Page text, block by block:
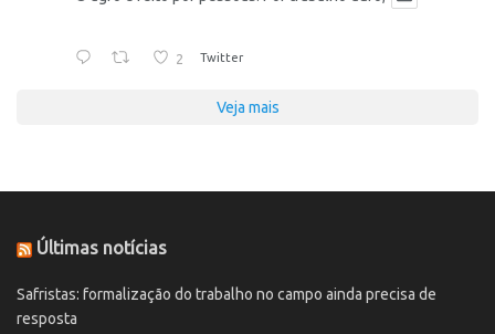
2 Twitter
Veja mais
Últimas notícias
Safristas: formalização do trabalho no campo ainda precisa de
resposta